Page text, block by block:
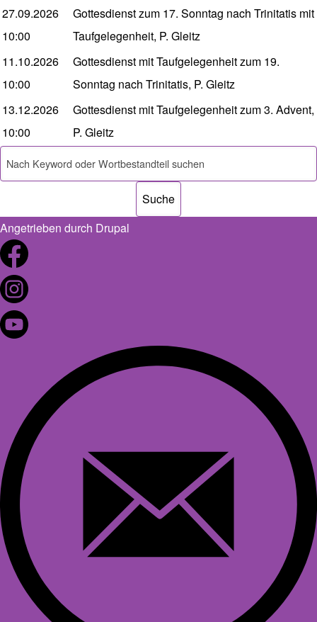
27.09.2026
10:00
Gottesdienst zum 17. Sonntag nach Trinitatis mit
Taufgelegenheit, P. Gleitz
11.10.2026
10:00
Gottesdienst mit Taufgelegenheit zum 19.
Sonntag nach Trinitatis, P. Gleitz
13.12.2026
10:00
Gottesdienst mit Taufgelegenheit zum 3. Advent,
P. Gleitz
Suche
Angetrieben durch Drupal